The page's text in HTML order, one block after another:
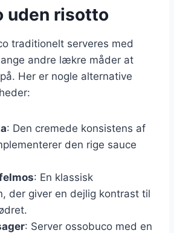
uden risotto
traditionelt serveres med
andre lækre måder at
Her er nogle alternative
: Den cremede konsistens af
den rige sauce
: En klassisk
der giver en dejlig kontrast til
: Server ossobuco med en